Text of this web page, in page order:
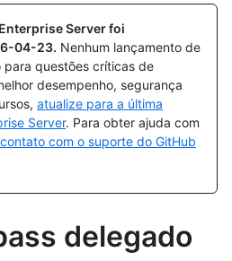
Server foi
04-23. Nenhum lançamento de
questões críticas de
desempenho, segurança
atualize para a última
Server. Para obter ajuda com
com o suporte do GitHub
delegado